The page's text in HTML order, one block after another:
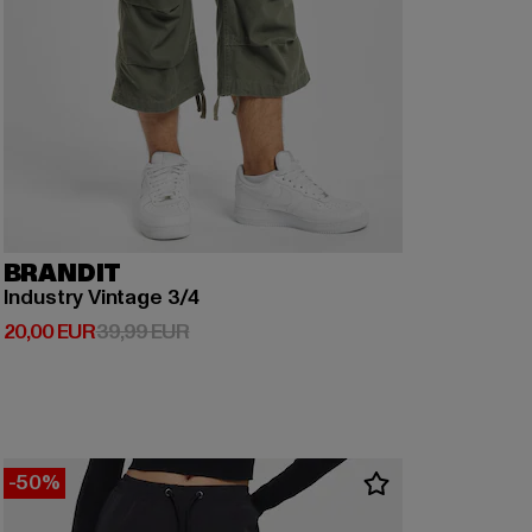
BRANDIT
Industry Vintage 3/4
20,00 EUR
Derzeitiger Preis: 20,00 EUR
39,99 EURAktionspreis: 39,99 EUR
-50%